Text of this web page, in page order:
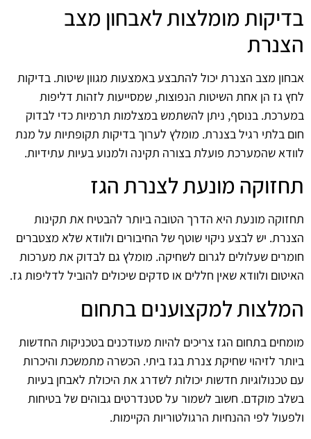
בדיקות מומלצות לאבחון מצב
הצנרת
אבחון מצב הצנרת יכול להתבצע באמצעות מגוון שיטות. בדיקות
לחץ גז הן אחת השיטות הנפוצות, שמסייעות לזהות דליפות
במערכת. בנוסף, ניתן להשתמש במצלמות תרמיות כדי לבדוק
חום בלתי רגיל בצנרת. מומלץ לערוך בדיקות תקופתיות על מנת
לוודא שהמערכת פועלת בצורה תקינה ולמנוע בעיות עתידיות.
תחזוקה מונעת לצנרת הגז
תחזוקה מונעת היא הדרך הטובה ביותר להבטיח את תקינות
הצנרת. יש לבצע ניקוי שוטף של החיבורים ולוודא שלא מצטברים
חומרים שעלולים לגרום לשחיקה. מומלץ גם לבדוק את מערכות
האיטום ולוודא שאין חללים או סדקים שיכולים להוביל לדליפות גז.
המלצות למקצוענים בתחום
מומחים בתחום הגז צריכים להיות מעודכנים בטכניקות החדשות
ביותר לזיהוי שחיקת צנרת בגז ביתי. הכשרה מתמשכת והיכרות
עם טכנולוגיות חדשות יכולות לשדרג את היכולת לאבחן בעיות
בשלב מוקדם. חשוב לשמור על סטנדרטים גבוהים של בטיחות
ולפעול לפי ההנחיות הרגולטוריות הקיימות.